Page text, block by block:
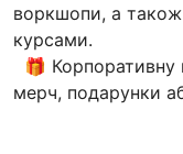
воркшопи, а також
курсами.
🎁 Корпоративну
мерч, подарунки